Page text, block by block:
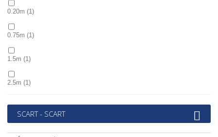
0.20m (1)
0.75m (1)
1.5m (1)
2.5m (1)
5.0m(1)
SCART - SCART